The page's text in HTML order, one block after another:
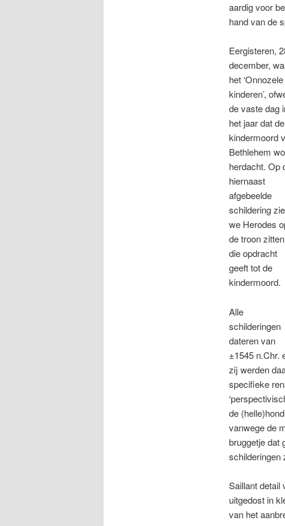
aardig voor
hand van de
Eergisteren,
december,
het ‘Onnozele
kinderen’,
de vaste dag
het jaar dat de
kindermoord
Bethlehem
herdacht. Op
hiernaast
afgebeelde
schildering
we Herodes
de troon
die opdracht
geeft tot de
kindermoord.
Alle
schilderingen
dateren van
±1545 n.Chr.
zij werden
specifieke
de
vanwege de
bruggetje dat
schilderingen
Saillant detail
uitgedost in
van het